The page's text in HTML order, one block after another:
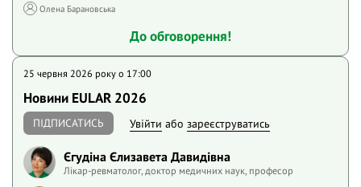
Олена Барановська
До обговорення!
25 червня 2026 року o 17:00
Новини EULAR 2026
ПІДПИСАТИСЬ Увійти або зареєструватись
Єгудіна Єлизавета Давидівна
Лікар-ревматолог, доктор медичних наук, професор